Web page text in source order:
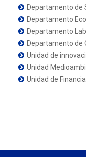
Departamento de
Departamento
Departamento
Departamento de
Unidad de
Unidad
Unidad de